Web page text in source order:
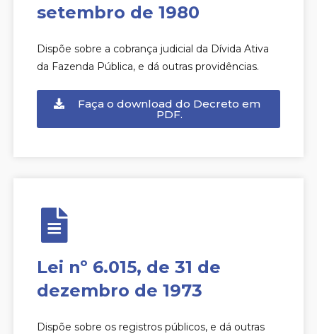
setembro de 1980
Dispõe sobre a cobrança judicial da Dívida Ativa
da Fazenda Pública, e dá outras providências.
Faça o download do Decreto em
PDF.
Lei nº 6.015, de 31 de
dezembro de 1973
Dispõe sobre os registros públicos, e dá outras